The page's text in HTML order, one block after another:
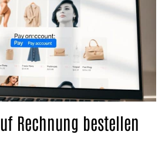
Rechnung bestellen